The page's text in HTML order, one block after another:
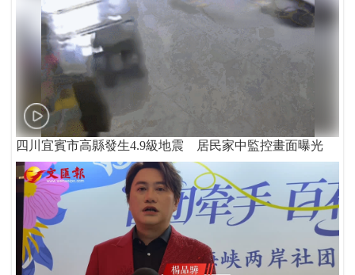
四川宜賓市高縣發生4.9級地震 居民家中監控畫面曝光